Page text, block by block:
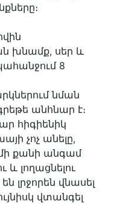
խնամք, սեր և
8
նման
անհնար է։
հիգիենիկ
չոչ անելը,
քանի անգամ
և լողացնելու
լրջորեն վնասել
վտանգել